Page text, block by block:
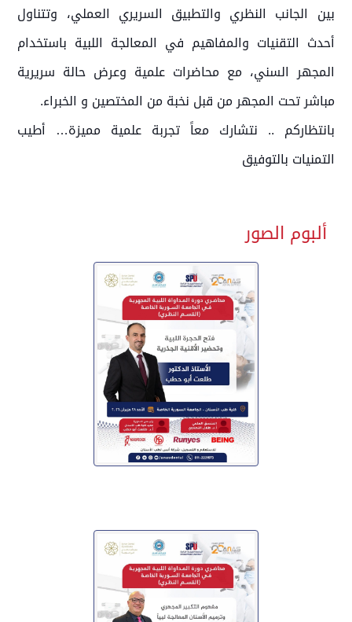
بين الجانب النظري والتطبيق السريري العملي، وتتناول
أحدث التقنيات والمفاهيم في المعالجة اللبية باستخدام
المجهر السني، مع محاضرات علمية وعرض حالة سريرية
مباشر تحت المجهر من قبل نخبة من المختصين و الخبراء.
بانتظاركم .. نتشارك معاً تجربة علمية مميزة… أطيب
التمنيات بالتوفيق
ألبوم الصور